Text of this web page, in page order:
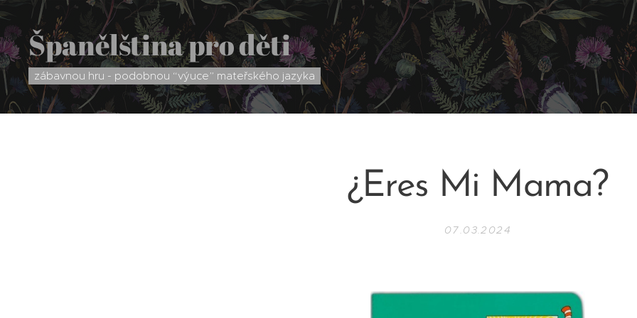
Španělština pro děti
zábavnou hru - podobnou “výuce” mateřského jazyka
¿Eres Mi Mama?
07.03.2024